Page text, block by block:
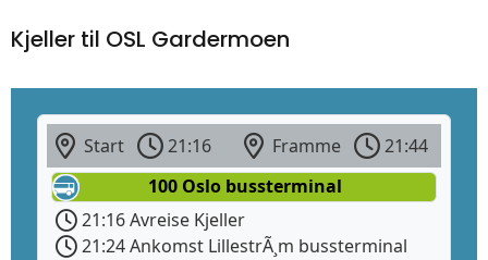
Kjeller til OSL Gardermoen
Start 21:16 Framme
21:44
100 Oslo bussterminal
21:16 Avreise Kjeller
21:24 Ankomst LillestrÃ¸m bussterminal